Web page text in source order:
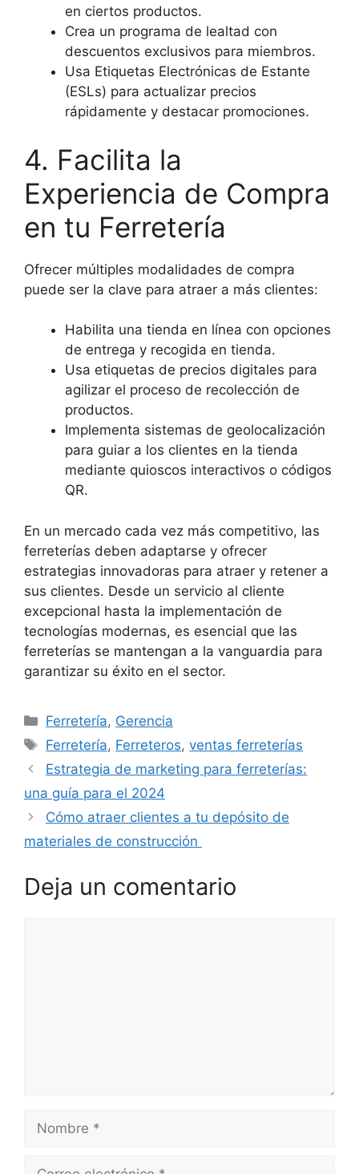
en ciertos productos.
Crea un programa de lealtad con
descuentos exclusivos para miembros.
Usa Etiquetas Electrónicas de Estante
(ESLs) para actualizar precios
rápidamente y destacar promociones.
4. Facilita la
Experiencia de Compra
en tu Ferretería
Ofrecer múltiples modalidades de compra
puede ser la clave para atraer a más clientes:
Habilita una tienda en línea con opciones
de entrega y recogida en tienda.
Usa etiquetas de precios digitales para
agilizar el proceso de recolección de
productos.
Implementa sistemas de geolocalización
para guiar a los clientes en la tienda
mediante quioscos interactivos o códigos
QR.
En un mercado cada vez más competitivo, las
ferreterías deben adaptarse y ofrecer
estrategias innovadoras para atraer y retener a
sus clientes. Desde un servicio al cliente
excepcional hasta la implementación de
tecnologías modernas, es esencial que las
ferreterías se mantengan a la vanguardia para
garantizar su éxito en el sector.
Categorías
Ferretería, Gerencia
Etiquetas
Ferretería, Ferreteros,ventas ferreterías
Estrategia de marketing para ferreterías:
una guía para el 2024
Cómo atraer clientes a tu depósito de
materiales de construcción
Deja un comentario
Nombre
Correo